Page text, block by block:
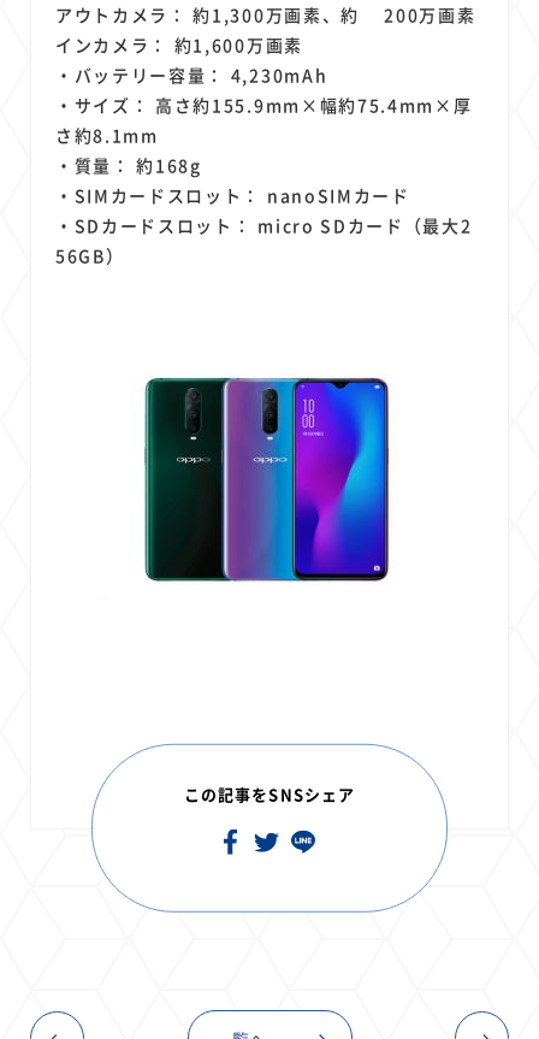
アウトカメラ： 約1,300万画素、約 200万画素
インカメラ： 約1,600万画素
・バッテリー容量： 4,230mAh
・サイズ： 高さ約155.9mm×幅約75.4mm×厚
さ約8.1mm
・質量： 約168g
・SIMカードスロット： nanoSIMカード
・SDカードスロット： micro SDカード（最大2
56GB）
この記事をSNSシェア